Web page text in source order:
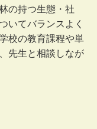
の持つ生態・社
いてバランスよく
校の教育課程や単
先生と相談しなが